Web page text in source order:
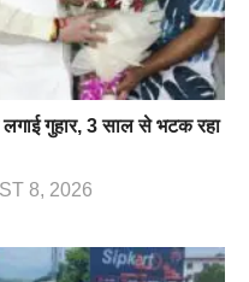
गुहार, 3 साल से भटक रहा
8, 2026